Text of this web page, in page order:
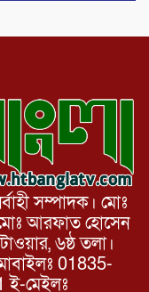
সম্পাদক। মোঃ
আরফাত হোসেন
৬ষ্ঠ তলা।
01835-
ই-মেইলঃ